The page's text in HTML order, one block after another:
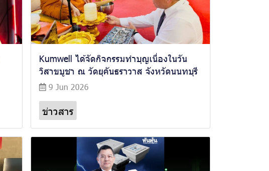
Kumwell ได้จัดกิจกรรมทำบุญเนื่องในวัน
วิสาขบูชา ณ วัดยุคันธราวาส จังหวัดนนทบุรี
9 Jun 2026
ข่าวสาร